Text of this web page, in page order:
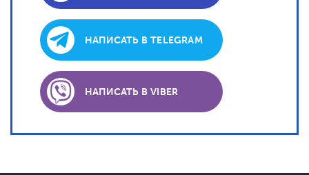
НАПИСАТЬ В TELEGRAM
НАПИСАТЬ В VIBER